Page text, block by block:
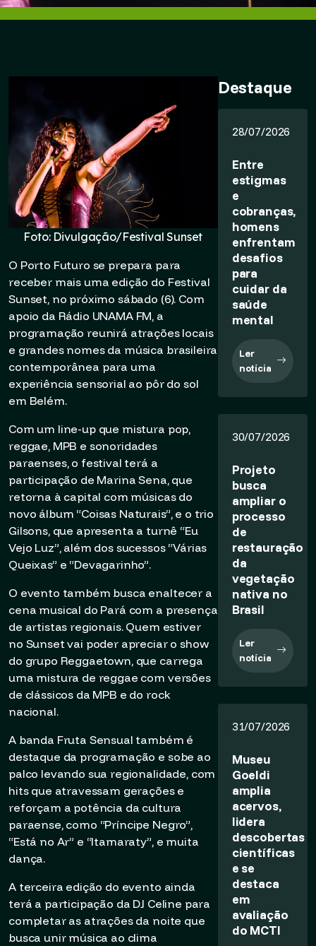
Foto: Divulgação/Festival Sunset
O Porto Futuro se prepara para
receber mais uma edição do Festival
Sunset, no próximo sábado (6). Com
apoio da Rádio UNAMA FM, a
programação reunirá atrações locais
e grandes nomes da música brasileira
contemporânea para uma
experiência sensorial ao pôr do sol
em Belém.
Com um line-up que mistura pop,
reggae, MPB e sonoridades
paraenses, o festival terá a
participação de Marina Sena, que
retorna à capital com músicas do
novo álbum “Coisas Naturais”, e o trio
Gilsons, que apresenta a turnê “Eu
Vejo Luz”, além dos sucessos “Várias
Queixas” e “Devagarinho”.
O evento também busca enaltecer a
cena musical do Pará com a presença
de artistas regionais. Quem estiver
no Sunset vai poder apreciar o show
do grupo Reggaetown, que carrega
uma mistura de reggae com versões
de clássicos da MPB e do rock
nacional.
A banda Fruta Sensual também é
destaque da programação e sobe ao
palco levando sua regionalidade, com
hits que atravessam gerações e
reforçam a potência da cultura
paraense, como “Príncipe Negro”,
“Está no Ar” e “Itamaraty”, e muita
dança.
A terceira edição do evento ainda
terá a participação da DJ Celine para
completar as atrações da noite que
busca unir música ao clima
Destaque
28/07/2026
Entre
estigmas
e
cobranças,
homens
enfrentam
desafios
para
cuidar da
saúde
mental
Ler
notícia
30/07/2026
Projeto
busca
ampliar o
processo
de
restauração
da
vegetação
nativa no
Brasil
Ler
notícia
31/07/2026
Museu
Goeldi
amplia
acervos,
lidera
descobertas
científicas
e se
destaca
em
avaliação
do MCTI